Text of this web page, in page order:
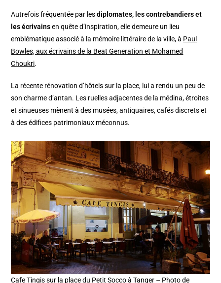
Autrefois fréquentée par lesdiplomates, les contrebandiers et
les écrivainsen quête d’inspiration, elle demeure un lieu
emblématique associé à la mémoire littéraire de la ville, à Paul
Bowles, aux écrivains de la Beat Generation et Mohamed
Choukri.
La récente rénovation d’hôtels sur la place, lui a rendu un peu de
son charme d’antan. Les ruelles adjacentes de la médina, étroites
et sinueuses mènent à des musées, antiquaires, cafés discrets et
à des édifices patrimoniaux méconnus.
Cafe Tingis sur la place du Petit Socco à Tanger – Photo de